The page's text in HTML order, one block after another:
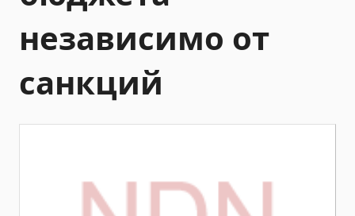
независимо от
санкций